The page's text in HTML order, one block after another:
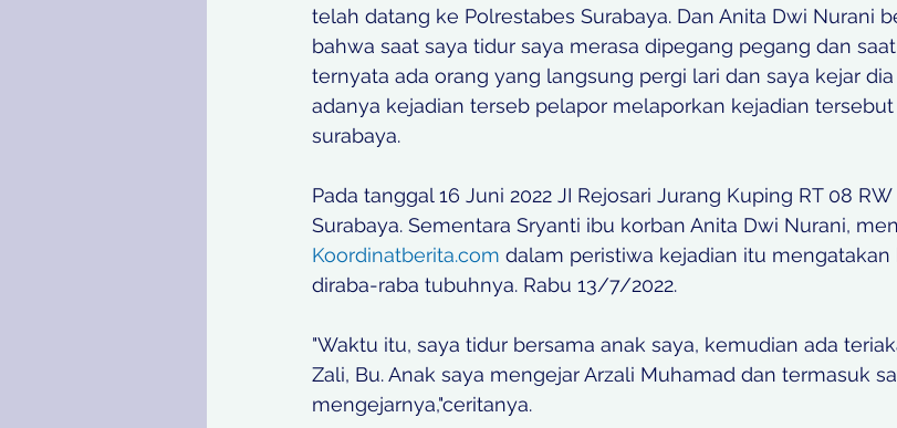
telah datang ke Polrestabes Surabaya. Dan Anita Dwi Nurani
bahwa saat saya tidur saya merasa dipegang pegang dan
ternyata ada orang yang langsung pergi lari dan saya kejar dia
adanya kejadian terseb pelapor melaporkan kejadian
surabaya.
Pada tanggal 16 Juni 2022 JI Rejosari Jurang Kuping RT 08
Surabaya. Sementara Sryanti ibu korban Anita Dwi Nurani,
Koordinatberita.com dalam peristiwa kejadian itu
diraba-raba tubuhnya. Rabu 13/7/2022.
"Waktu itu, saya tidur bersama anak saya, kemudian ada
Zali, Bu. Anak saya mengejar Arzali Muhamad dan termasuk
mengejarnya,"ceritanya.